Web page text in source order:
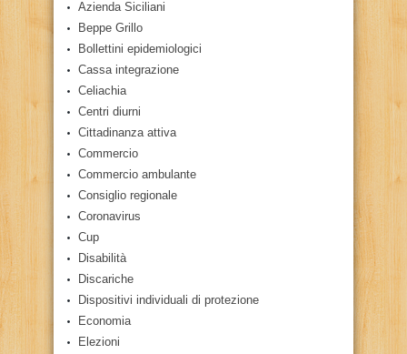
Azienda Siciliani
Beppe Grillo
Bollettini epidemiologici
Cassa integrazione
Celiachia
Centri diurni
Cittadinanza attiva
Commercio
Commercio ambulante
Consiglio regionale
Coronavirus
Cup
Disabilità
Discariche
Dispositivi individuali di protezione
Economia
Elezioni